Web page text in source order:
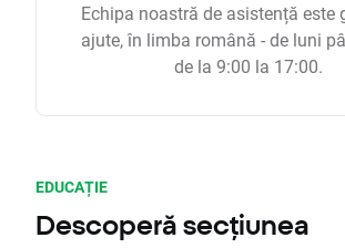
Echipa noastră de asistență este
ajute, în limba română - de luni
de la 9:00 la 17:00.
EDUCAȚIE
Descoperă secțiunea